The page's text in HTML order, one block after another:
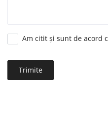
Am citit și sunt de acord
Trimite